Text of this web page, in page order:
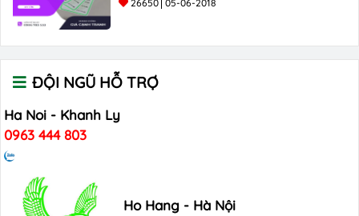
26650 05-06-2018
ĐỘI NGŨ HỖ TRỢ
Ha Noi - Khanh Ly
0963 444 803
Ho Hang - Hà Nội